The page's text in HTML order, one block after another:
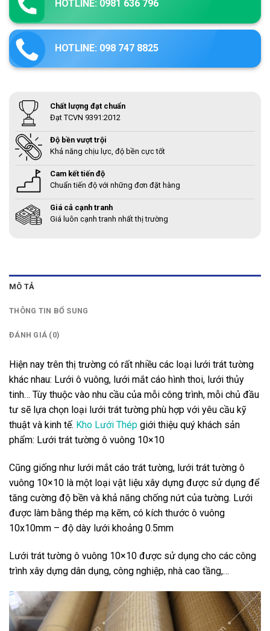
HOTLINE: 0981 636 796
HOTLINE: 098 747 8825
Chất lượng đạt chuẩn
Đạt TCVN 9391:2012
Độ bền vượt trội
Khả năng chịu lực, độ bền cực tốt
Cam kết tiến độ
Chuẩn tiến độ với những đơn đặt hàng
Giá cả cạnh tranh
Giá luôn cạnh tranh nhất thị trường
MÔ TẢ
THÔNG TIN BỔ SUNG
ĐÁNH GIÁ (0)
Hiện nay trên thị trường có rất nhiều các loại lưới trát tường
khác nhau: Lưới ô vuông, lưới mắt cáo hình thoi, lưới thủy
tinh… Tùy thuộc vào nhu cầu của mỗi công trình, mỗi chủ đầu
tư sẽ lựa chọn loại lưới trát tường phù hợp với yêu cầu kỹ
thuật và kinh tế. Kho Lưới Thép giới thiệu quý khách sản
phẩm: Lưới trát tường ô vuông 10×10
Cũng giống như lưới mắt cáo trát tường, lưới trát tường ô
vuông 10×10 là một loại vật liệu xây dựng được sử dụng để
tăng cường độ bền và khả năng chống nứt của tường. Lưới
được làm bằng thép mạ kẽm, có kích thước ô vuông
10x10mm – độ dày lưới khoảng 0.5mm
Lưới trát tường ô vuông 10×10 được sử dụng cho các công
trình xây dựng dân dụng, công nghiệp, nhà cao tầng,…